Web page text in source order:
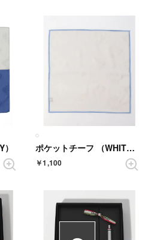
ポケットチーフ （WHITE）
￥1,100